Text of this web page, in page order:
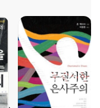
는 국제